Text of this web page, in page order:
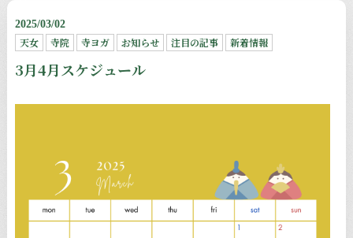
2025/03/02
天女 寺院 寺ヨガ お知らせ 注目の記事 新着情報
3月4月スケジュール